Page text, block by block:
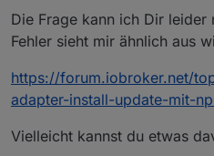
/opt/iobroker/
npm ERR! dest
nxmcopeq
npm ERR! errno -39
npm ERR!
response' -> '/opt/
verschieben so
Oder macht man
Die Frage kann ich Dir
Fehler sieht mir ähnlich aus
https://forum.iobroker.net/
adapter-install-update-mit-
Vielleicht kannst du etwas